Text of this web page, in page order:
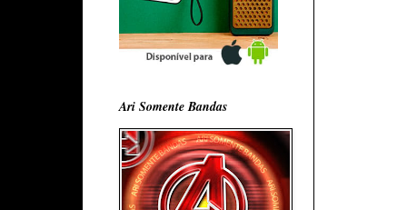
Ari Somente Bandas